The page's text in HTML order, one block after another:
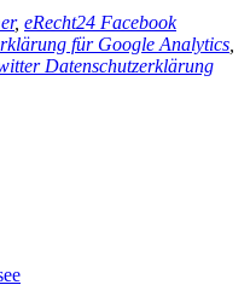
, eRecht24 Facebook
für Google Analytics,
Datenschutzerklärung